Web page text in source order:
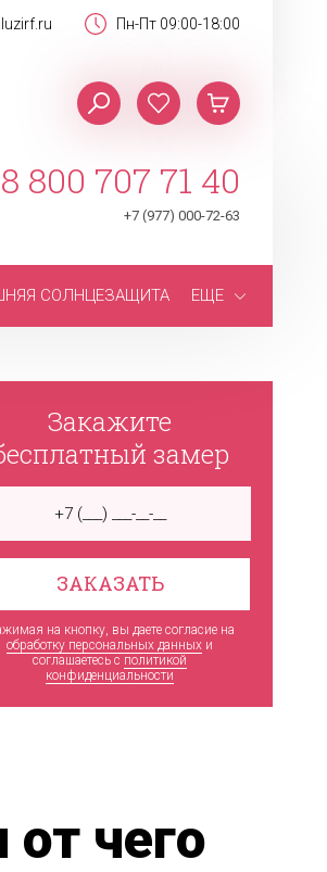
Пн-Пт 09:00-18:00
8 800 707 71 40
+7 (977) 000-72-63
СОЛНЦЕЗАЩИТА ЕЩЕ
Закажите
замер
ЗАКАЗАТЬ
на кнопку, вы даете согласие на
обработку персональных данных и
соглашаетесь c политикой
конфиденциальности
чего